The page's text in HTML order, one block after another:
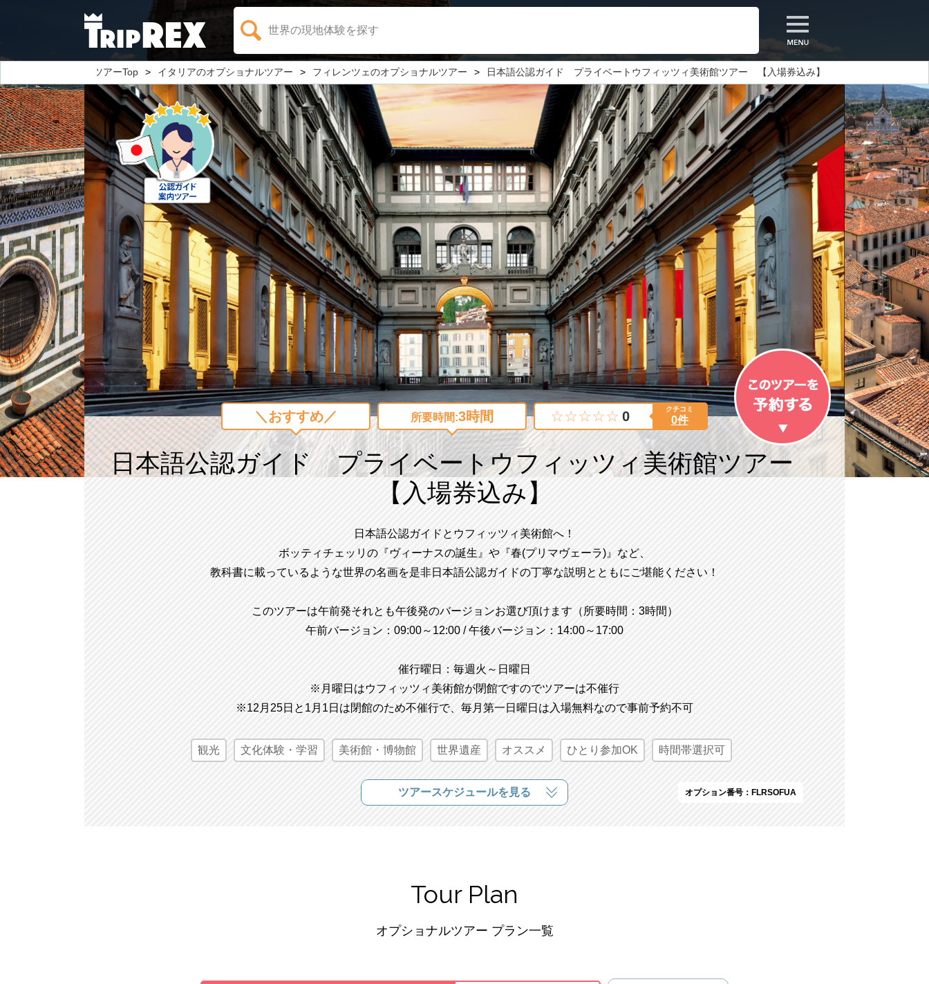
世界の現地体験を探す
オプショナルツアーTop イタリアのオプショナルツアー フィレンツェのオプショナルツアー 日本語公認ガイド プライベートウフィッツィ美術館ツアー 【入場券込み】
日本語公認ガイド プライベートウフィッツィ美術館ツアー
【入場券込み】
日本語公認ガイドとウフィッツィ美術館へ！
ボッティチェッリの『ヴィーナスの誕生』や『春(プリマヴェーラ)』など、
教科書に載っているような世界の名画を是非日本語公認ガイドの丁寧な説明とともにご堪能ください！
このツアーは午前発それとも午後発のバージョンお選び頂けます（所要時間：3時間）
午前バージョン：09:00～12:00 / 午後バージョン：14:00～17:00
催行曜日：毎週火～日曜日
※月曜日はウフィッツィ美術館が閉館ですのでツアーは不催行
※12月25日と1月1日は閉館のため不催行で、毎月第一日曜日は入場無料なので事前予約不可
観光 文化体験・学習 美術館・博物館 世界遺産 オススメ ひとり参加OK 時間帯選択可
ツアースケジュールを見る オプション番号：FLRSOFUA
＼おすすめ／ 所要時間:3時間 0 クチコミ
0件
Tour Plan
オプショナルツアー プラン一覧